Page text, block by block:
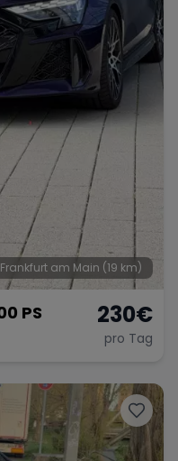
Frankfurt am Main (19 km)
PS 230€
pro Tag